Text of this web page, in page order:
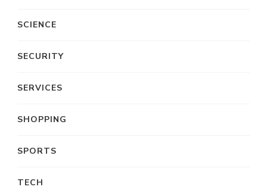
SCIENCE
SECURITY
SERVICES
SHOPPING
SPORTS
TECH